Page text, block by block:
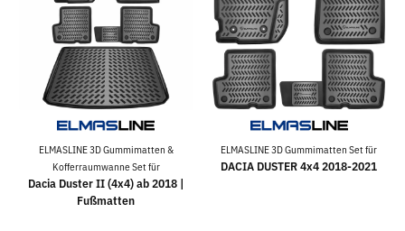
ELMASLINE 3D Gummimatten &
Kofferraumwanne Set für
Dacia Duster II (4x4) ab 2018 |
Fußmatten
ELMASLINE 3D Gummimatten Set für
DACIA DUSTER 4x4 2018-2021